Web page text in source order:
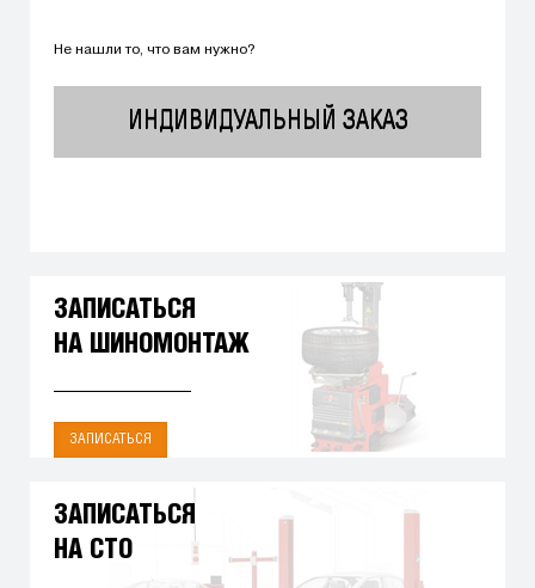
Не нашли то, что вам нужно?
ИНДИВИДУАЛЬНЫЙ ЗАКАЗ
ЗАПИСАТЬСЯ
НА ШИНОМОНТАЖ
ЗАПИСАТЬСЯ
ЗАПИСАТЬСЯ
НА СТО